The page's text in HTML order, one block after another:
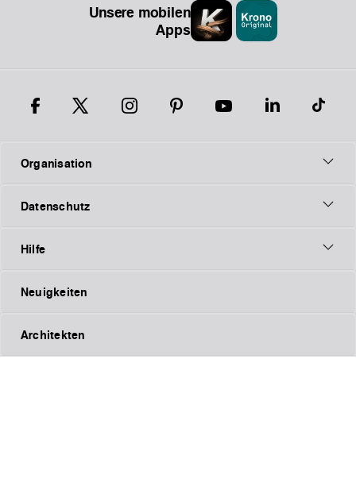
Unsere mobilen
Apps
Organisation
Datenschutz
Hilfe
Neuigkeiten
Architekten